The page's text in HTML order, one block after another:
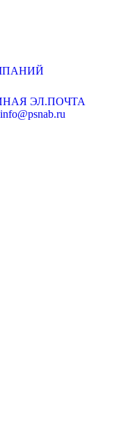
ЭЛ.ПОЧТА
info@psnab.ru